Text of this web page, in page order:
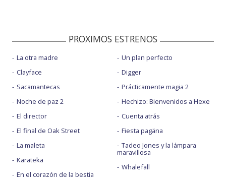
PROXIMOS ESTRENOS
La otra madre
Clayface
Sacamantecas
Noche de paz 2
El director
El final de Oak Street
La maleta
Karateka
En el corazón de la bestia
Un plan perfecto
Digger
Prácticamente magia 2
Hechizo: Bienvenidos a Hexe
Cuenta atrás
Fiesta pagäna
Tadeo Jones y la lámpara
maravillosa
Whalefall